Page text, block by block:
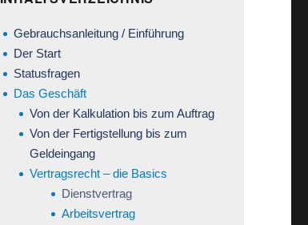
Gebrauchsanleitung / Einführung
Der Start
Statusfragen
Das Geschäft
Von der Kalkulation bis zum Auftrag
Von der Fertigstellung bis zum
Geldeingang
Vertragsrecht – die Basics
Dienstvertrag
Arbeitsvertrag